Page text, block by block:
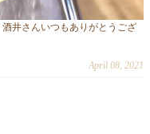
井さんいつもありがとうござ
April 08, 2021